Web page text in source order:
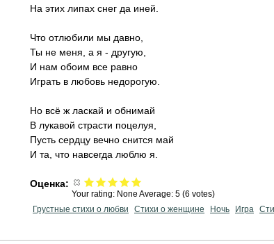
На этих липах снег да иней.
Что отлюбили мы давно,
Ты не меня, а я - другую,
И нам обоим все равно
Играть в любовь недорогую.
Но всё ж ласкай и обнимай
В лукавой страсти поцелуя,
Пусть сердцу вечно снится май
И та, что навсегда люблю я.
Оценка:
Your rating: None Average: 5 (6 votes)
Грустные стихи о любви
Стихи о женщине Ночь Игра